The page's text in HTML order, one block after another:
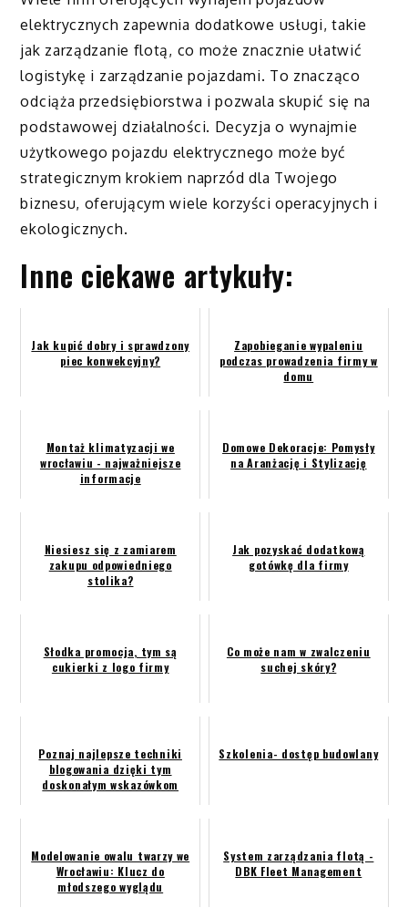
elektrycznych zapewnia dodatkowe usługi, takie
jak zarządzanie flotą, co może znacznie ułatwić
logistykę i zarządzanie pojazdami. To znacząco
odciąża przedsiębiorstwa i pozwala skupić się na
podstawowej działalności. Decyzja o wynajmie
użytkowego pojazdu elektrycznego może być
strategicznym krokiem naprzód dla Twojego
biznesu, oferującym wiele korzyści operacyjnych i
ekologicznych.
Inne ciekawe artykuły:
Jak kupić dobry i sprawdzony
piec konwekcyjny?
Zapobieganie wypaleniu
podczas prowadzenia firmy w
domu
Montaż klimatyzacji we
wrocławiu - najważniejsze
informacje
Domowe Dekoracje: Pomysły
na Aranżację i Stylizację
Niesiesz się z zamiarem
zakupu odpowiedniego
stolika?
Jak pozyskać dodatkową
gotówkę dla firmy
Słodka promocja, tym są
cukierki z logo firmy
Co może nam w zwalczeniu
suchej skóry?
Poznaj najlepsze techniki
blogowania dzięki tym
doskonałym wskazówkom
Szkolenia- dostęp budowlany
Modelowanie owalu twarzy we
Wrocławiu: Klucz do
młodszego wyglądu
System zarządzania flotą -
DBK Fleet Management